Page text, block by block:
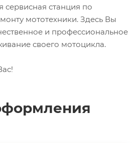
сервисная станция по
мототехники. Здесь Вы
и профессиональное
своего мотоцикла.